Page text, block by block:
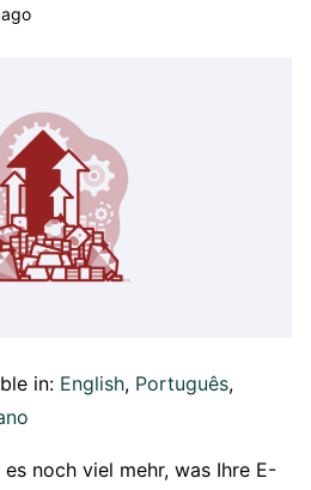
in: English Português
noch viel mehr, was Ihre E-